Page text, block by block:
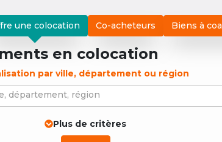
une colocation Co-acheteurs Biens à
en colocation
par ville, département ou région
département, région
Plus de critères